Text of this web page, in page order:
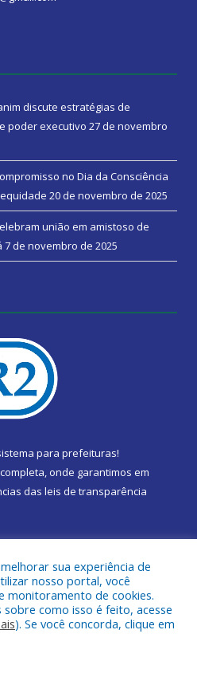
discute estratégias de
poder executivo 27 de novembro
no Dia da Consciência
20 de novembro de 2025
união em amistoso de
7 de novembro de 2025
para prefeituras!
completa, onde garantimos em
das leis de transparência
Câmara Municipal de Marapanim.
Administrativa
sua experiência de
nosso portal, você
monitoramento de cookies.
como isso é feito, acesse
). Se você concorda, clique em